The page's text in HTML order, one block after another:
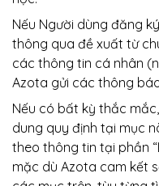
Nếu Người dùng đăng
thông qua đề xuất từ
các thông tin cá nhân
Azota gửi các thông
Nếu có bất kỳ thắc
dung quy định tại mục
theo thông tin tại phần
mặc dù Azota cam kết